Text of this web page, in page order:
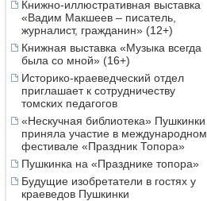
Книжно-иллюстративная выставка
«Вадим Макшеев – писатель,
журналист, гражданин» (12+)
Книжная выставка «Музыка всегда
была со мной» (16+)
Историко-краеведческий отдел
приглашает к сотрудничеству
томских педагогов
«Нескучная библиотека» Пушкинки
приняла участие в международном
фестивале «Праздник Топора»
Пушкинка на «Празднике топора»
Будущие изобретатели в гостях у
краеведов Пушкинки